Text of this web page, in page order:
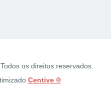
. Todos os direitos reservados.
Centive ®